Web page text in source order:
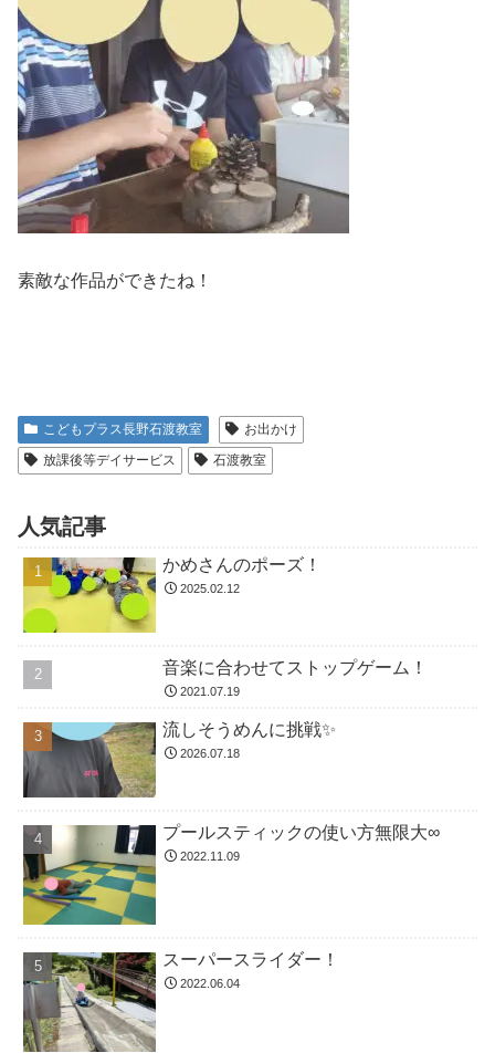
素敵な作品ができたね！
こどもプラス長野石渡教室
お出かけ
放課後等デイサービス
石渡教室
人気記事
かめさんのポーズ！
2025.02.12
音楽に合わせてストップゲーム！
2021.07.19
流しそうめんに挑戦✨
2026.07.18
プールスティックの使い方無限大∞
2022.11.09
スーパースライダー！
2022.06.04